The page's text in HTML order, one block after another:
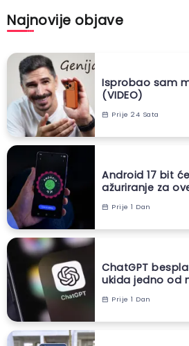
Najnovije objave
Isprobao sam
(VIDEO)
Prije 24 Sata
Android 17 bit
ažuriranje za
Prije 1 Dan
ChatGPT
ukida jedno od
Prije 1 Dan